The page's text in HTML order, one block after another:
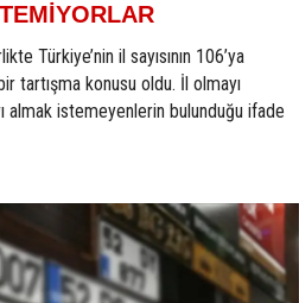
Türkiye’nin il sayısının 106’ya
tartışma konusu oldu. İl olmayı
almak istemeyenlerin bulunduğu ifade